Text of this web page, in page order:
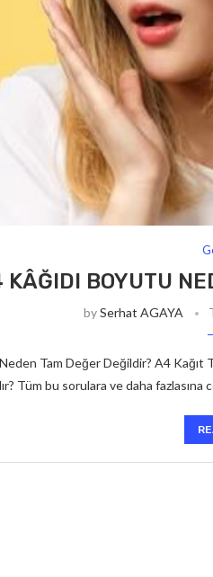
KÂĞIDI BOYUTU
bySerhat AGAYA
Tam Değer Değildir? A4
Tüm bu sorulara ve daha fazlasına